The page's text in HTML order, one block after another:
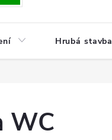
Hrubá stavba
WC